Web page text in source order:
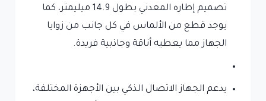
تصميم إطاره المعدني بطول 14.9 ميليمتر، كما
يوجد قطع من الألماس في كل جانب من زوايا
الجهاز مما يعطيه أناقة وجاذبية فريدة.
يدعم الجهاز الاتصال الذكي بين الأجهزة المختلفة،